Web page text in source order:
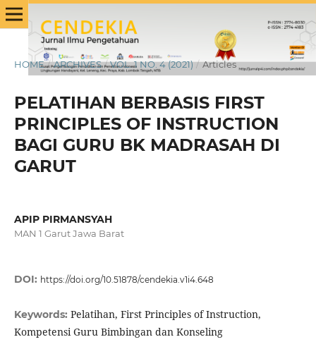
HOME / ARCHIVES / VOL. 1 NO. 4 (2021) / Articles
PELATIHAN BERBASIS FIRST
PRINCIPLES OF INSTRUCTION
BAGI GURU BK MADRASAH DI
GARUT
APIP PIRMANSYAH
MAN 1 Garut Jawa Barat
DOI: https://doi.org/10.51878/cendekia.v1i4.648
Keywords: Pelatihan, First Principles of Instruction,
Kompetensi Guru Bimbingan dan Konseling